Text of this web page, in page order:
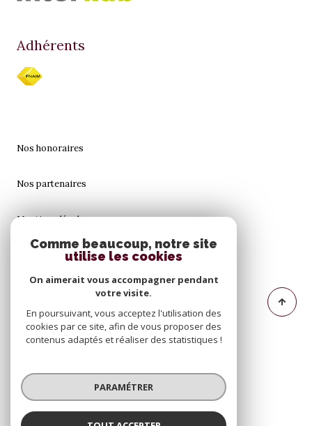
Adhérents
Nos honoraires
Nos partenaires
Mentions légales
Cookies
© 2026 | Tous droits réservés
Réalisé par
Comme beaucoup, notre site
utilise les cookies
On aimerait vous accompagner pendant
votre visite.
En poursuivant, vous acceptez l'utilisation des
cookies par ce site, afin de vous proposer des
contenus adaptés et réaliser des statistiques !
PARAMÉTRER